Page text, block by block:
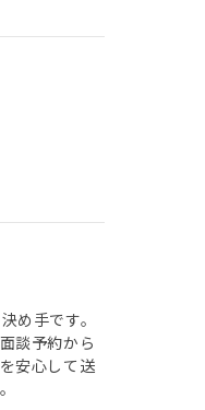
め手です。
談予約から
安心して送